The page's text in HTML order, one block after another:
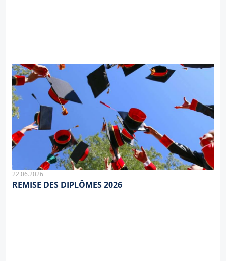
22.06.2026
REMISE DES DIPLÔMES 2026